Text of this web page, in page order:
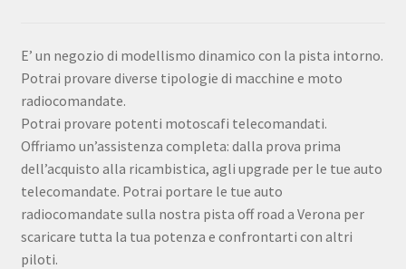
E’ un negozio di modellismo dinamico con la pista intorno.
Potrai provare diverse tipologie di macchine e moto
radiocomandate.
Potrai provare potenti motoscafi telecomandati.
Offriamo un’assistenza completa: dalla prova prima
dell’acquisto alla ricambistica, agli upgrade per le tue auto
telecomandate. Potrai portare le tue auto
radiocomandate sulla nostra pista off road a Verona per
scaricare tutta la tua potenza e confrontarti con altri
piloti.